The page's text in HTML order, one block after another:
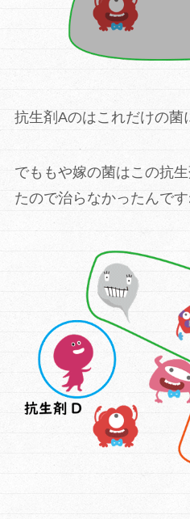
抗生剤Aのはこれだけの菌
でももや嫁の菌はこの抗
たので治らなかった んです